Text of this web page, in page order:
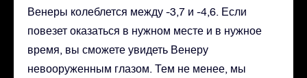
Венеры колеблется между -3,7 и -4,6. Если
повезет оказаться в нужном месте и в нужное
время, вы сможете увидеть Венеру
невооруженным глазом. Тем не менее, мы